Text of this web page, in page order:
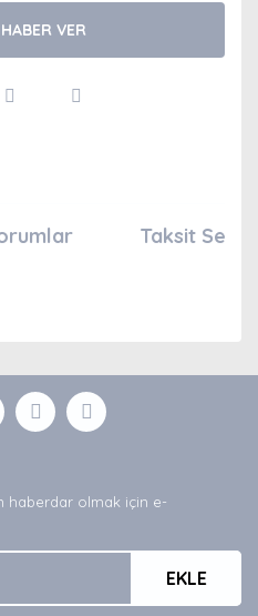
VER
Taksit
Yaz
iletebilirsiniz.
ederiz.
bulunuyor.
pahalı.
olmalı.
haberdar olmak için e-
EKLE